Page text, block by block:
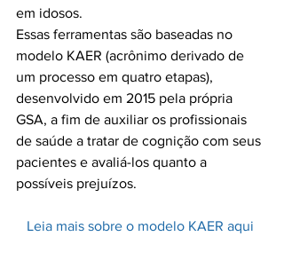
em idosos.
Essas ferramentas são baseadas no
modelo KAER (acrônimo derivado de
um processo em quatro etapas),
desenvolvido em 2015 pela própria
GSA, a fim de auxiliar os profissionais
de saúde a tratar de cognição com seus
pacientes e avaliá-los quanto a
Leia mais sobre o modelo KAER aqui